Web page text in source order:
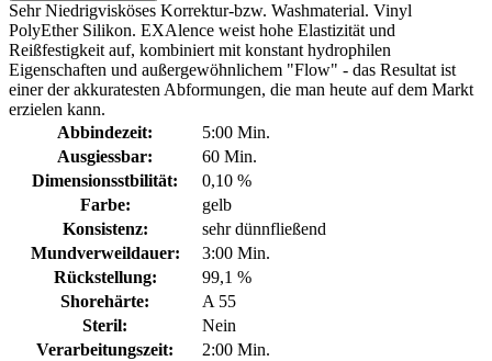
Sehr Niedrigvisköses Korrektur-bzw. Washmaterial. Vinyl
PolyEther Silikon. EXAlence weist hohe Elastizität und
Reißfestigkeit auf, kombiniert mit konstant hydrophilen
Eigenschaften und außergewöhnlichem "Flow" - das Resultat ist
einer der akkuratesten Abformungen, die man heute auf dem Markt
erzielen kann.
Abbindezeit:
5:00 Min.
Ausgiessbar:
60 Min.
Dimensionsstbilität:
0,10 %
Farbe:
gelb
Konsistenz:
sehr dünnfließend
Mundverweildauer:
3:00 Min.
Rückstellung:
99,1 %
Shorehärte:
A 55
Steril:
Nein
Verarbeitungszeit:
2:00 Min.